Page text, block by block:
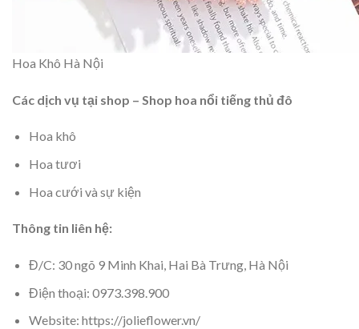
Hoa Khô Hà Nội
Các dịch vụ tại shop – Shop hoa nổi tiếng thủ đô
Hoa khô
Hoa tươi
Hoa cưới và sự kiện
Thông tin liên hệ:
Đ/C: 30 ngõ 9 Minh Khai, Hai Bà Trưng, Hà Nội
Điện thoại: 0973.398.900
Website: https://jolieflower.vn/